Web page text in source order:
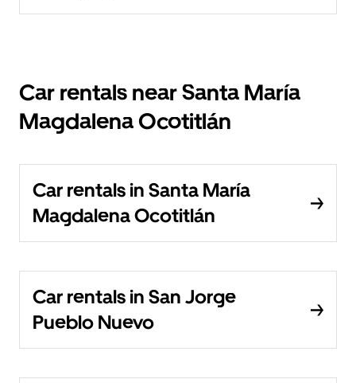
Car rentals near Santa María
Magdalena Ocotitlán
Car rentals in Santa María
Magdalena Ocotitlán
Car rentals in San Jorge
Pueblo Nuevo